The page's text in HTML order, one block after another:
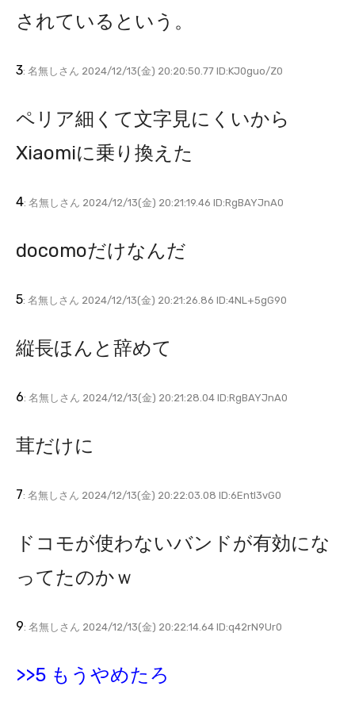
されているという。
3: 名無しさん 2024/12/13(金) 20:20:50.77 ID:KJ0guo/Z0
ペリア細くて文字見にくいから
Xiaomiに乗り換えた
4: 名無しさん 2024/12/13(金) 20:21:19.46 ID:RgBAYJnA0
docomoだけなんだ
5: 名無しさん 2024/12/13(金) 20:21:26.86 ID:4NL+5gG90
縦長ほんと辞めて
6: 名無しさん 2024/12/13(金) 20:21:28.04 ID:RgBAYJnA0
茸だけに
7: 名無しさん 2024/12/13(金) 20:22:03.08 ID:6EntI3vG0
ドコモが使わないバンドが有効にな
ってたのかｗ
9: 名無しさん 2024/12/13(金) 20:22:14.64 ID:q42rN9Ur0
>>5 もうやめたろ